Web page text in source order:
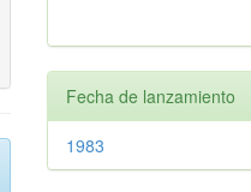
Fecha de lanzamiento
1983